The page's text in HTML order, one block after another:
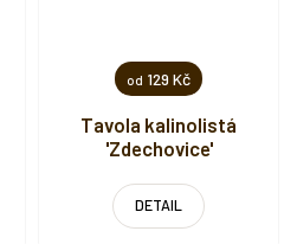
od 129 Kč
Tavola kalinolistá
'Zdechovice'
DETAIL